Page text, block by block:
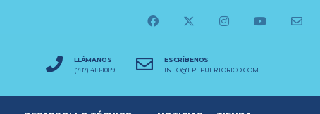
LLÁMANOS
(787) 418-1089
ESCRÍBENOS
INFO@FPFPUERTORICO.COM